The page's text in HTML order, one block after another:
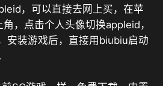
，可以直接去网上买，在苹
角，点击个人头像切换appleid，
安装游戏后，直接用biubiu启动